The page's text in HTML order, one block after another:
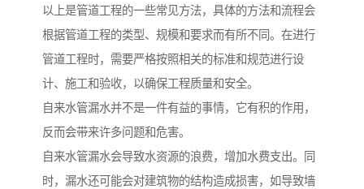
以上是管道工程的一些常见方法，具体的方法和流程会
根据管道工程的类型、规模和要求而有所不同。在进行
管道工程时，需要严格按照相关的标准和规范进行设
计、施工和验收，以确保工程质量和安全。
自来水管漏水并不是一件有益的事情，它有积的作用，
反而会带来许多问题和危害。
自来水管漏水会导致水资源的浪费，增加水费支出。同
时，漏水还可能会对建筑物的结构造成损害，如导致墙